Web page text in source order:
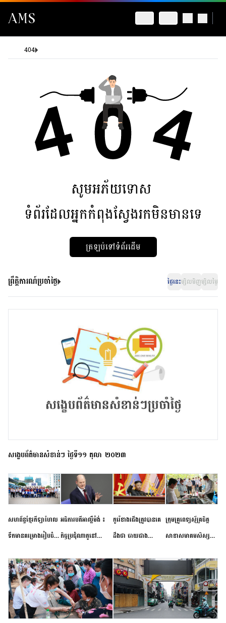
404
សូមអភ័យទោស
ទំព័រដែលអ្នកកំពុងស្វែងរកមិនមានទេ
ត្រឡប់ទៅទំព័រដើម
ព្រឹត្តិការណ៍ប្រចាំថ្ងៃ ថ្ងៃនេះម្សិលមិញម្សិលម្ងៃ
សង្ខេបព័ត៌មានសំខាន់ៗ ថ្ងៃទី១១ តុលា ២០២៣
សហព័ន្ធខ្មែរកីឡាហែល
ទឹកមានគម្រោងរៀបចំ
កម្រិតបឋម ដល់ឧត្តម
សិក្សានាពេលខាងមុខ
អធិការបតីអាល្លឺម៉ង់ ៖
កិច្ចប្រជុំណាតូនៅ
ខាងមុខនឹងបញ្ជូនសញ្ញា
នៃភាពស្អិតរមួត និង
ការប្តេជ្ញាចិត្ត
កូរ៉េខាងជើងត្រូវបានគេ
ដឹងថា ចាយជាង
អភិវឌ្ឍន៍នុយក្លេអ៊ែរ
ក្រុមគ្រូពេទ្យស្ម័គ្រចិត្ត
សាខាសមាគមសិស្ស
ខេត្តកំពង់ចាម ចុះពិនិត្យ
ពិគ្រោះជំងឺទូទៅ និងផ្តល់
ថ្នាំពេទ្យជូនប្រជាពលរដ្ឋ
រស់នៅសង្កាត់បឹងកុក